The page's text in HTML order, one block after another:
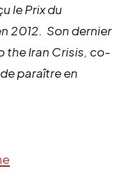
le Prix du
2012. Son dernier
the Iran Crisis, co-
paraître en